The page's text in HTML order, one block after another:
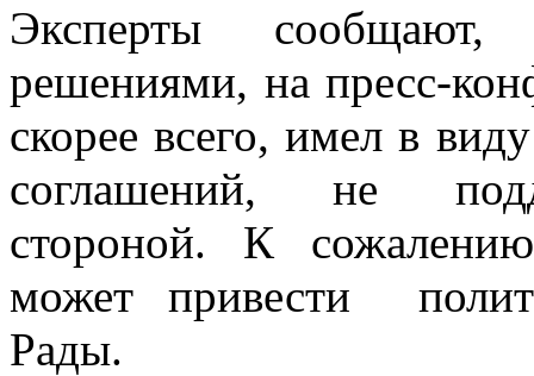
Эксперты
решениями, на пресс-
скорее всего, имел в
соглашений, не
стороной. К
может привести
Рады.